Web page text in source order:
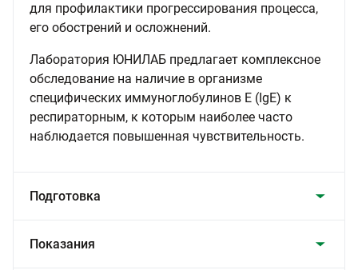
для профилактики прогрессирования процесса,
его обострений и осложнений.
Лаборатория ЮНИЛАБ предлагает комплексное
обследование на наличие в организме
специфических иммуноглобулинов Е (IgE) к
респираторным, к которым наиболее часто
наблюдается повышенная чувствительность.
Подготовка
Показания